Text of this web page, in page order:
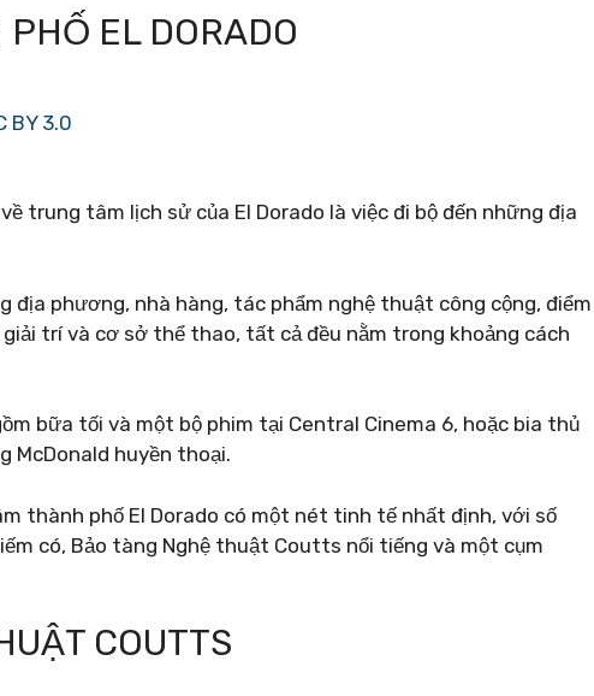
EL DORADO
BY 3.0
trung tâm lịch sử của El Dorado là việc đi bộ đến những địa
địa phương, nhà hàng, tác phẩm nghệ thuật công cộng, điểm
trí và cơ sở thể thao, tất cả đều nằm trong khoảng cách
bữa tối và một bộ phim tại Central Cinema 6, hoặc bia thủ
McDonald huyền thoại.
thành phố El Dorado có một nét tinh tế nhất định, với số
có, Bảo tàng Nghệ thuật Coutts nổi tiếng và một cụm
COUTTS